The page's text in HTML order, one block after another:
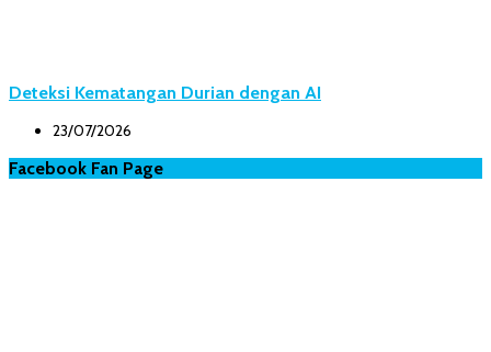
Deteksi Kematangan Durian dengan AI
23/07/2026
Facebook Fan Page